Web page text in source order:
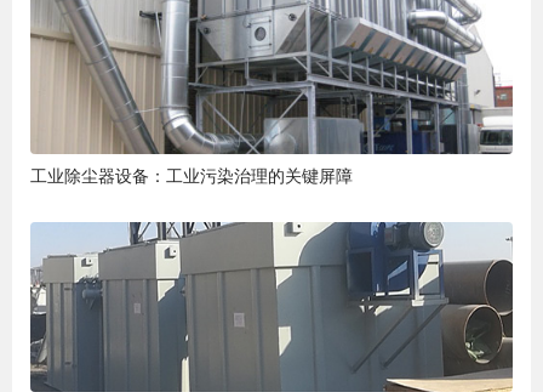
工业除尘器设备：工业污染治理的关键屏障